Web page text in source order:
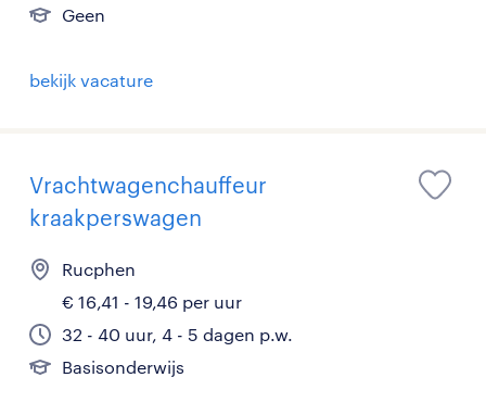
Geen
bekijk vacature
Vrachtwagenchauffeur
kraakperswagen
Rucphen
€ 16,41 - 19,46 per uur
32 - 40 uur, 4 - 5 dagen p.w.
Basisonderwijs